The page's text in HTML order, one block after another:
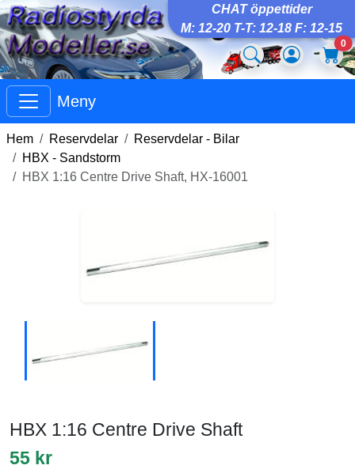
CHAT öppettider
M: 12-20 T-T: 12-18 F: 12-15
0
Meny
Hem Reservdelar
Reservdelar - Bilar
HBX - Sandstorm
HBX 1:16 Centre Drive Shaft, HX-16001
HBX 1:16 Centre Drive Shaft
55 kr